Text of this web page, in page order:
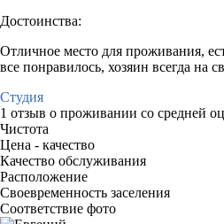
Достоинства:
Отличное место для проживания,
все понравилось, хозяин всегда на
Студия
1 отзыв о проживании со средней
Чистота
Цена - качество
Качество обслуживания
Расположение
Своевременность заселения
Соответствие фото